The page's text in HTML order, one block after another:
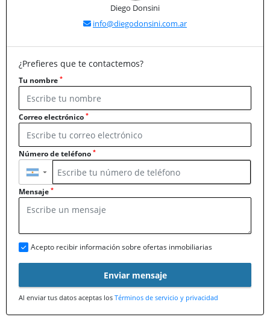
Diego Donsini
info@diegodonsini.com.ar
¿Prefieres que te contactemos?
Tu nombre *
Correo electrónico *
Número de teléfono *
▼
Mensaje *
Acepto recibir información sobre ofertas inmobiliarias
Enviar mensaje
Al enviar tus datos aceptas los Términos de servicio y privacidad